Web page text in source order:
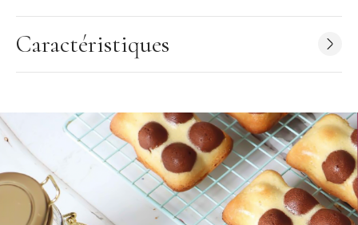
Bougie vendue à l'unité
Motif: Etoiles
Avertissement : Ce produit n'est pas un jouet. Il est destiné à
la décoration de gâteaux.
Gamme: Scrapcooking Party
Collection: Graphic Party Party
Marque: Scrapcooking
Caractéristiques